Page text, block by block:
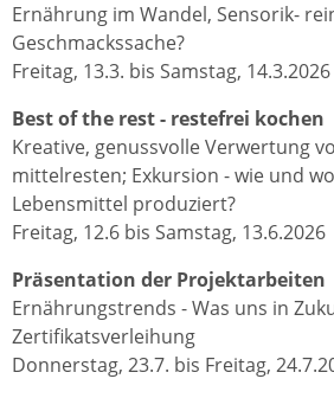
Ernährung im Wandel, Sensorik-
Geschmackssache?
Freitag, 13.3. bis Samstag, 14.3.2026
Best of the rest - restefrei kochen
Kreative, genussvolle Verwertung
mittelresten; Exkursion - wie und
Lebensmittel produziert?
Freitag, 12.6 bis Samstag, 13.6.2026
Präsentation der Projektarbeiten
Ernährungstrends - Was uns in
Zertifikatsverleihung
Donnerstag, 23.7. bis Freitag,